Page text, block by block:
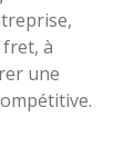
à
une